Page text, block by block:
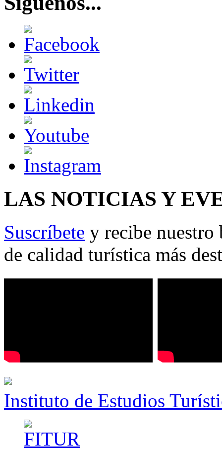
LAS NOTICIAS Y
Suscríbete y recibe nuestro
de calidad turística más
Instituto de Estudios